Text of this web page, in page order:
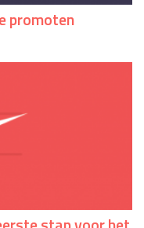
promoten